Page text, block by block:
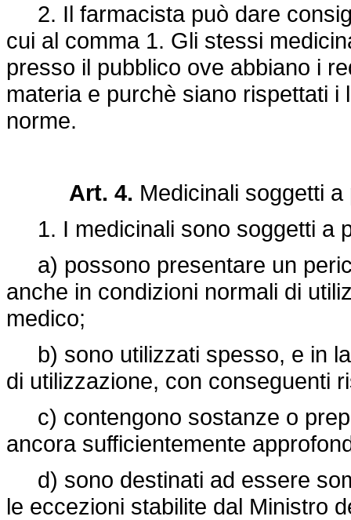
2. Il farmacista può dare
cui al comma 1. Gli stessi
presso il pubblico ove abbiano i
materia e purchè siano rispettati
norme.
Art. 4. Medicinali soggetti
1. I medicinali sono soggetti a
a) possono presentare un
anche in condizioni normali di
medico;
b) sono utilizzati spesso, e in
di utilizzazione, con conseguenti
c) contengono sostanze o
ancora sufficientemente
d) sono destinati ad essere
le eccezioni stabilite dal Ministro